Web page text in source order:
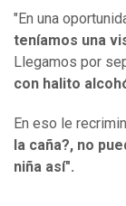
"En una
teníamos una
Llegamos por
con halito
En eso le
la caña?, no
niña así".